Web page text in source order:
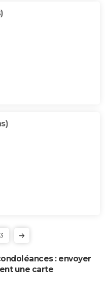
3
: envoyer
une carte